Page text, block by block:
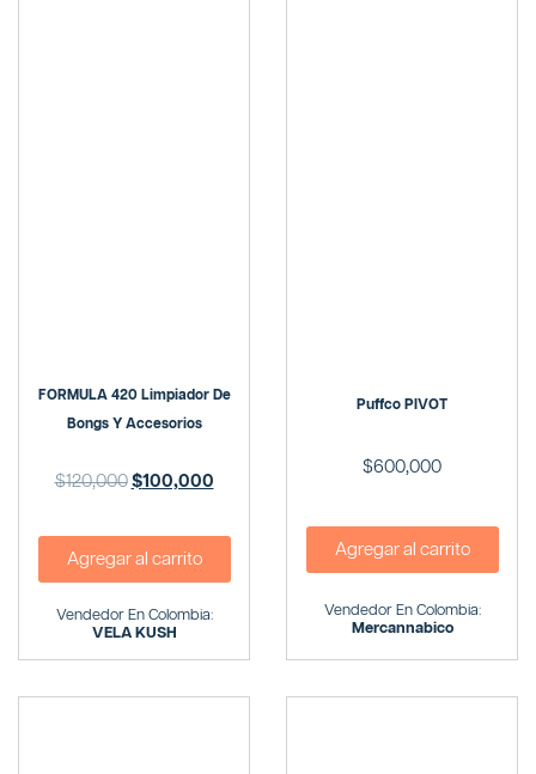
FORMULA 420 Limpiador De
Bongs Y Accesorios
$120,000 $100,000
Agregar al carrito
Vendedor En Colombia:
VELA KUSH
Puffco PIVOT
$600,000
Agregar al carrito
Vendedor En Colombia:
Mercannabico